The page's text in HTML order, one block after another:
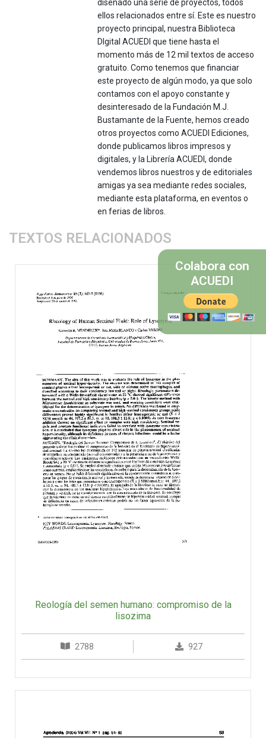
diseñado una serie de proyectos, todos
ellos relacionados entre sí. Este es nuestro
proyecto principal, nuestra Biblioteca
DIgital ACUEDI que tiene hasta el
momento más de 12 mil textos de acceso
gratuito. Como tenemos que financiar
este proyecto de algún modo, ya que solo
contamos con el apoyo constante y
desinteresado de la Fundación M.J.
Bustamante de la Fuente, hemos creado
otros proyectos como ACUEDI Ediciones,
donde publicamos libros impresos y
digitales, y la Librería ACUEDI, donde
vendemos libros nuestros y de editoriales
amigas ya sea mediante redes sociales,
mediante esta plataforma, en eventos o
en ferias de libros.
TEXTOS RELACIONADOS
Reología del semen humano: compromiso de la
lisozima
2788 927
Colabora con
ACUEDI